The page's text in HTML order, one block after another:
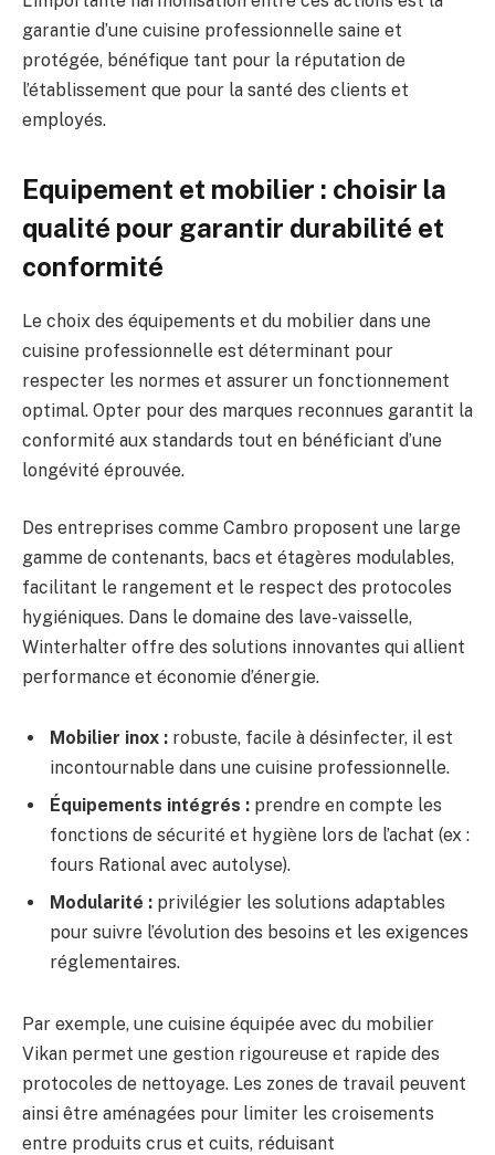
garantie d’une cuisine professionnelle saine et
protégée, bénéfique tant pour la réputation de
l’établissement que pour la santé des clients et
employés.
Equipement et mobilier : choisir la
qualité pour garantir durabilité et
conformité
Le choix des équipements et du mobilier dans une
cuisine professionnelle est déterminant pour
respecter les normes et assurer un fonctionnement
optimal. Opter pour des marques reconnues garantit la
conformité aux standards tout en bénéficiant d’une
longévité éprouvée.
Des entreprises comme Cambro proposent une large
gamme de contenants, bacs et étagères modulables,
facilitant le rangement et le respect des protocoles
hygiéniques. Dans le domaine des lave-vaisselle,
Winterhalter offre des solutions innovantes qui allient
performance et économie d’énergie.
Mobilier inox : robuste, facile à désinfecter, il est
incontournable dans une cuisine professionnelle.
Équipements intégrés : prendre en compte les
fonctions de sécurité et hygiène lors de l’achat (ex :
fours Rational avec autolyse).
Modularité : privilégier les solutions adaptables
pour suivre l’évolution des besoins et les exigences
réglementaires.
Par exemple, une cuisine équipée avec du mobilier
Vikan permet une gestion rigoureuse et rapide des
protocoles de nettoyage. Les zones de travail peuvent
ainsi être aménagées pour limiter les croisements
entre produits crus et cuits, réduisant